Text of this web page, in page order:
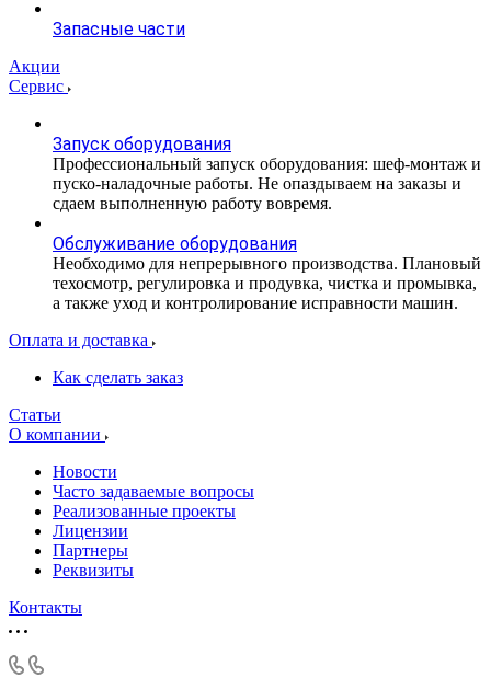
Запасные части
Акции
Сервис
Запуск оборудования
Профессиональный запуск оборудования: шеф-монтаж и
пуско-наладочные работы. Не опаздываем на заказы и
сдаем выполненную работу вовремя.
Обслуживание оборудования
Необходимо для непрерывного производства. Плановый
техосмотр, регулировка и продувка, чистка и промывка,
а также уход и контролирование исправности машин.
Оплата и доставка
Как сделать заказ
Статьи
О компании
Новости
Часто задаваемые вопросы
Реализованные проекты
Лицензии
Партнеры
Реквизиты
Контакты